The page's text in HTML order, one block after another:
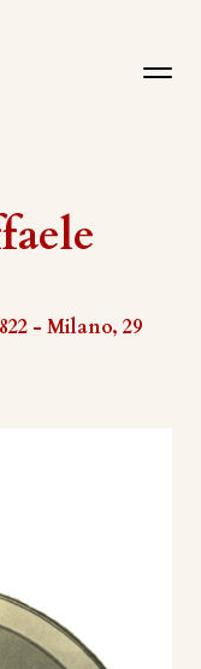
- Milano, 29